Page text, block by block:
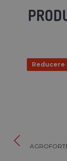
Reducere